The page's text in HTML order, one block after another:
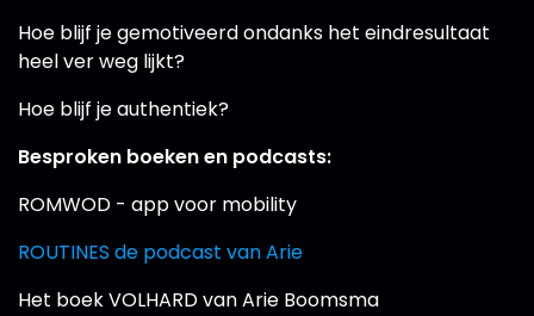
Hoe blijf je gemotiveerd ondanks het eindresultaat
heel ver weg lijkt?
Hoe blijf je authentiek?
Besproken boeken en podcasts:
ROMWOD - app voor mobility
ROUTINES de podcast van Arie
Het boek VOLHARD van Arie Boomsma